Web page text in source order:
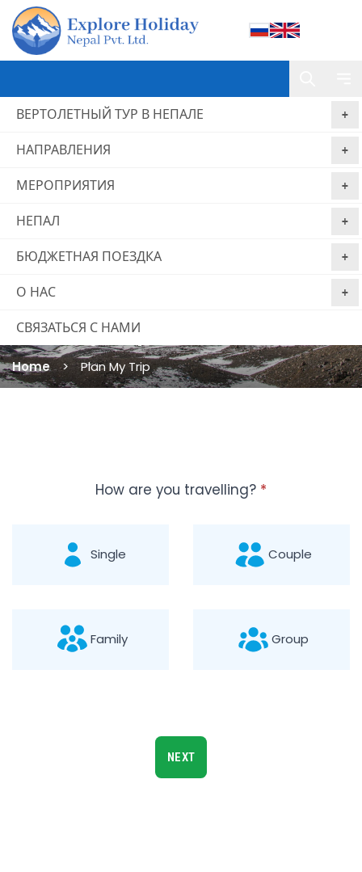
ВЕРТОЛЕТНЫЙ ТУР В НЕПАЛЕ
НАПРАВЛЕНИЯ
МЕРОПРИЯТИЯ
НЕПАЛ
БЮДЖЕТНАЯ ПОЕЗДКА
О НАС
СВЯЗАТЬСЯ С НАМИ
Plan My Trip
Home Plan My Trip
How are you travelling? *
Single Couple
Family Group
NEXT